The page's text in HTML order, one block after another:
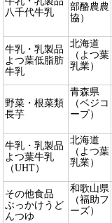
八千代牛乳
部酪農農
協）
牛乳・乳製品
よつ葉低脂肪
牛乳
北海道
（よつ葉
乳業）
野菜・根菜類
長芋
青森県
（ベジコ
ープ）
牛乳・乳製品
よつ葉牛乳
（UHT）
北海道
（よつ葉
乳業）
その他食品
ぶっかけうど
んつゆ
和歌山県
（福助フ
ーズ）